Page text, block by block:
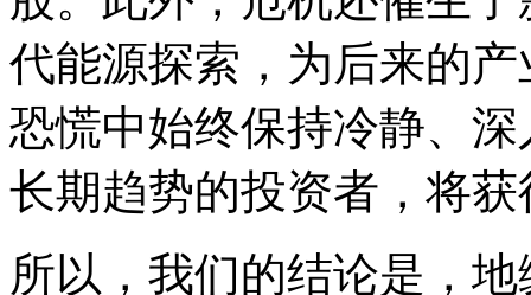
代能源探索，为后来的
恐慌中始终保持冷静、
长期趋势的投资者，将
所以，我们的结论是，